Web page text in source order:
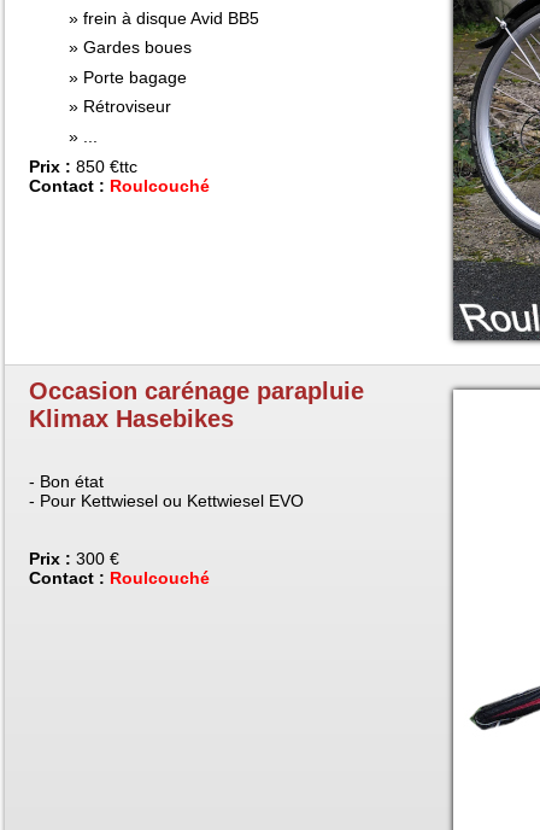
frein à disque Avid BB5
Gardes boues
Porte bagage
Rétroviseur
Prix : 850 €ttc
Contact : Roulcouché
Occasion carénage parapluie
Klimax Hasebikes
- Bon état
- Pour Kettwiesel ou Kettwiesel EVO
Prix : 300 €
Contact : Roulcouché